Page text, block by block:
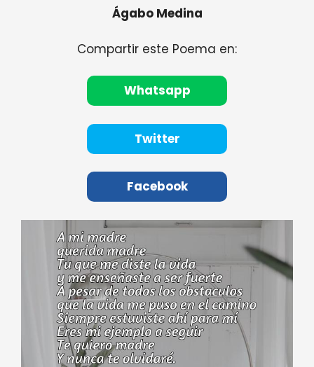
Ágabo Medina
Compartir este Poema en:
Whatsapp
Twitter
Facebook